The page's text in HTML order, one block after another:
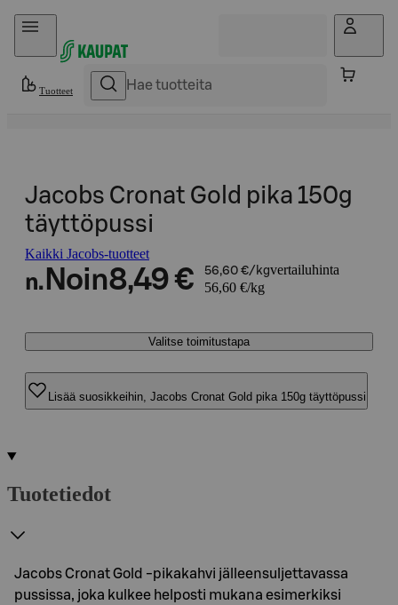
Hyppää sisältöön
Tuotteet
Jacobs Cronat Gold pika 150g
täyttöpussi
Kaikki Jacobs-tuotteet
n. Noin8,49 € 56,60 €/kgvertailuhinta
56,60 €/kg
Valitse toimitustapa
Lisää suosikkeihin, Jacobs Cronat Gold pika 150g täyttöpussi
Tuotetiedot
Jacobs Cronat Gold -pikakahvi jälleensuljettavassa
pussissa, joka kulkee helposti mukana esimerkiksi